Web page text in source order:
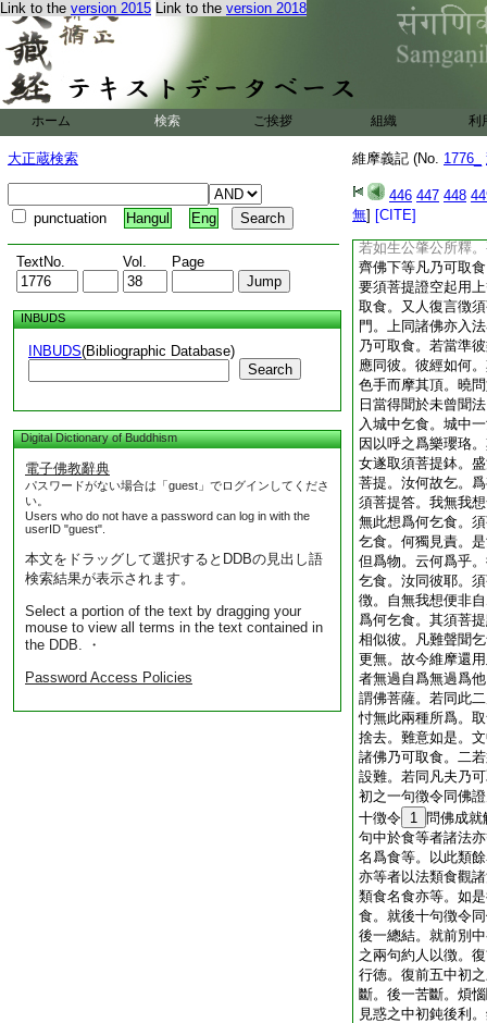
Link to the version 2015 Link to the version 2018
ホーム 検索 ご挨拶 組織 利
大正蔵検索
punctuation Hangul Eng
TextNo. Vol. Page
INBUDS
INBUDS(Bibliographic Database)
Search
Digital Dictionary of Buddhism
電子佛教辭典
パスワードがない場合は「guest」でログインしてくださ
い。
Users who do not have a password can log in with the
userID "guest".
本文をドラッグして選択するとDDBの見出し語
検索結果が表示されます。
Select a portion of the text by dragging your
mouse to view all terms in the text contained in
the DDB. ・
Password Access Policies
維摩義記 (No. 1776_
446 447 448
無] [CITE]
芒然不識已下自申
法時二百天子得法
昔擧被呵時。入舍
維摩教呵。何故須
乎。此有三義。一
彼得切難喜畏捨去
須菩提猶欲捨去。
直設難相渉慳過。
寄食以興言端故先
之謂我總擧唯下是
若如生公肇公所釋
齊佛下等凡乃可取
要須菩提證空起用
取食。又人復言徴
門。上同諸佛亦入
乃可取食。若當準
應同彼。彼經如何
色手而摩其頂。曉
日當得聞於未曾聞
入城中乞食。城中
因以呼之爲樂瓔珞
女遂取須菩提鉢。
菩提。汝何故乞。
須菩提答。我無我
無此想爲何乞食。
乞食。何獨見責。
但爲物。云何爲乎
乞食。汝同彼耶。
徴。自無我想便非
爲何乞食。其須菩
相似彼。凡難聲聞
更無。故今維摩還
者無過自爲無過爲
謂佛菩薩。若同此
忖無此兩種所爲。
捨去。難意如是。
諸佛乃可取食。二
設難。若同凡夫乃
初之一句徴令同佛
十徴令 1 問佛成
句中於食等者諸法
名爲食等。以此類
亦等者以法類食觀
類食名食亦等。如
食。就後十句徴令
後一總結。就前別
之兩句約人以徴。
行徳。復前五中初
斷。後一苦斷。煩
見惑之中初鈍後利